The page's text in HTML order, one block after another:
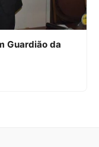
Guardião da